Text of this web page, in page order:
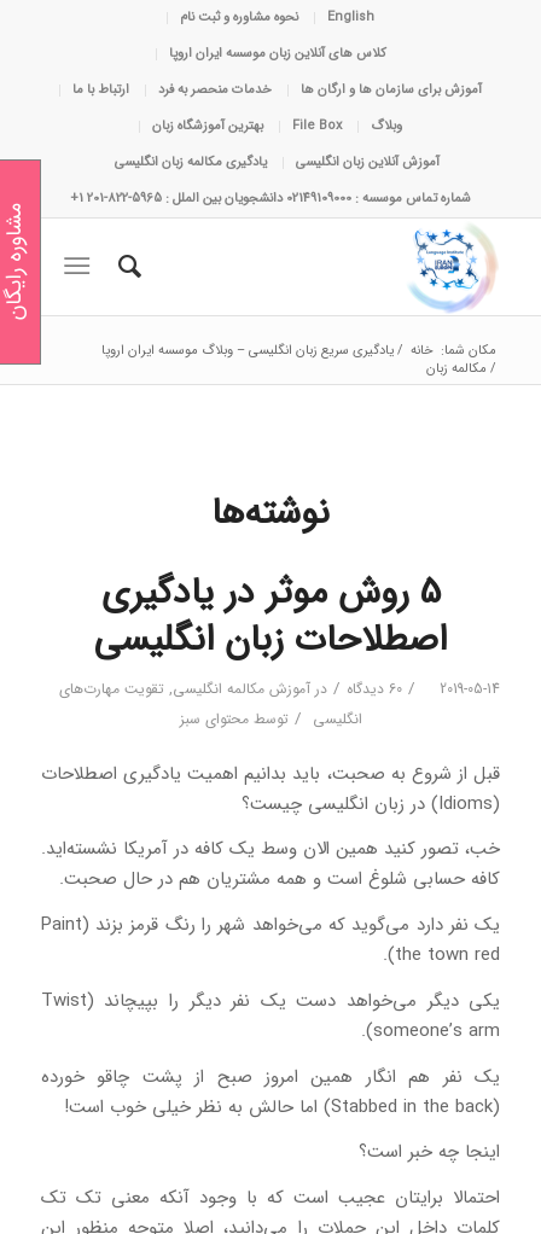
English
نحوه مشاوره و ثبت نام
کلاس های آنلاین زبان موسسه ایران اروپا
آموزش برای سازمان ها و ارگان ها
خدمات منحصر به فرد
ارتباط با ما
وبلاگ
File Box
بهترین آموزشگاه زبان
آموزش آنلاین زبان انگلیسی
یادگیری مکالمه زبان انگلیسی
شماره تماس موسسه : 02149109000 دانشجویان بین الملل : 5965-822-201 1+
مکان شما: خانه / یادگیری سریع زبان انگلیسی – وبلاگ موسسه ایران اروپا
/ مکالمه زبان
نوشته‌ها
5 روش موثر در یادگیری
اصطلاحات زبان انگلیسی
2019-05-14
/ 60 دیدگاه / در آموزش مکالمه انگلیسی, تقویت مهارت‌های
انگلیسی / توسطمحتوای سبز
قبل از شروع به صحبت، باید بدانیم اهمیت یادگیری اصطلاحات
(Idioms) در زبان انگلیسی چیست؟
خب، تصور کنید همین الان وسط یک کافه در آمریکا نشسته‌اید.
کافه حسابی شلوغ است و همه مشتریان هم در حال صحبت.
یک نفر دارد می‌گوید که می‌خواهد شهر را رنگ قرمز بزند (Paint
the town red).
یکی دیگر می‌خواهد دست یک نفر دیگر را بپیچاند (Twist
someone’s arm).
یک نفر هم انگار همین امروز صبح از پشت چاقو خورده
(Stabbed in the back) اما حالش به نظر خیلی خوب است!
اینجا چه خبر است؟
احتمالا برایتان عجیب است که با وجود آنکه معنی تک تک
کلمات داخل این جملات را می‌دانید، اصلا متوجه منظور این